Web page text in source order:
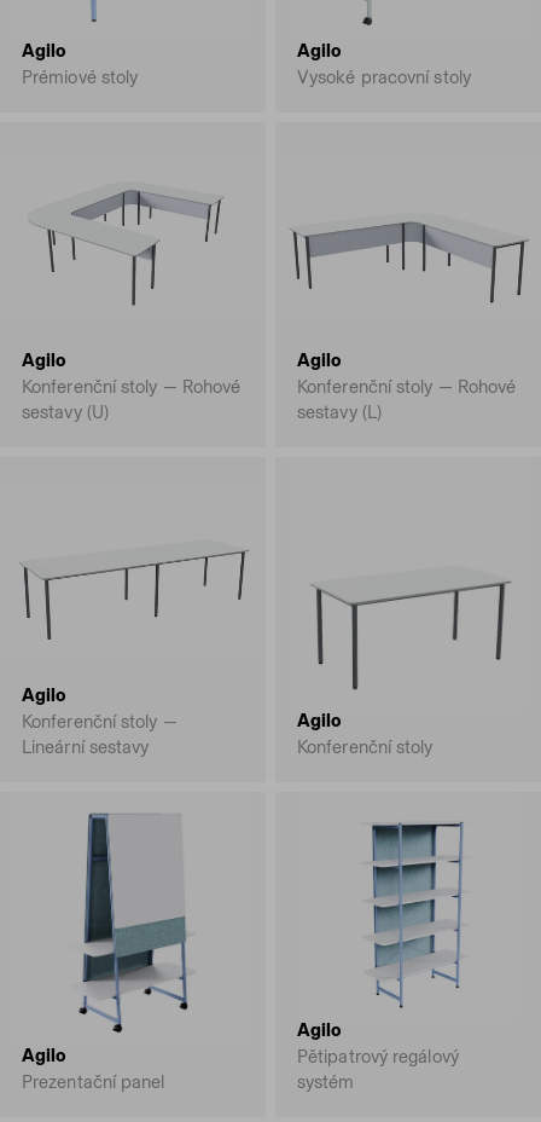
Agilo
Prémiové stoly
Agilo
Vysoké pracovní stoly
Agilo
Konferenční stoly — Rohové
sestavy (U)
Agilo
Konferenční stoly — Rohové
sestavy (L)
Agilo
Konferenční stoly —
Lineární sestavy
Agilo
Konferenční stoly
Agilo
Prezentační panel
Agilo
Pětipatrový regálový
systém